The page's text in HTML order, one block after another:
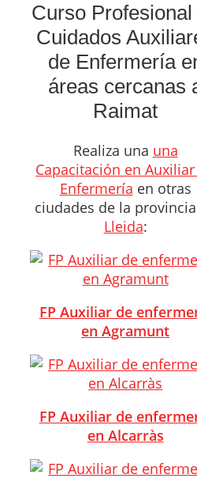
Curso Profesional
Cuidados
de Enfermería
áreas cercanas
Raimat
Realiza una una
Capacitación en
Enfermería en otras
ciudades de la
Lleida:
FP Auxiliar de
en Agramunt
FP Auxiliar de
en Alcarràs